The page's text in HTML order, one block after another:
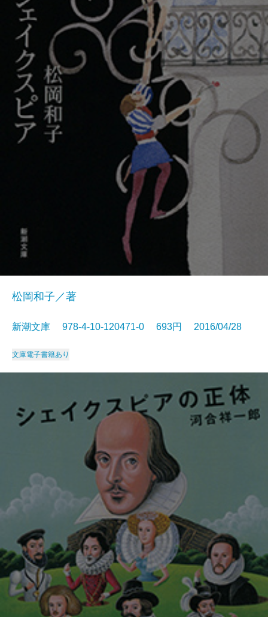
松岡和子／著
新潮文庫 978-4-10-120471-0 693円 2016/04/28
文庫電子書籍あり